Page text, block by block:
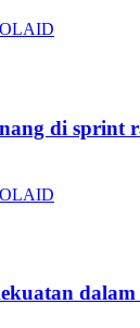
di sprint
dalam